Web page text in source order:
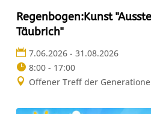
Regenbogen:Kunst
Täubrich"
7.06.2026 - 31.08.2026
8:00 - 17:00
Offener Treff der